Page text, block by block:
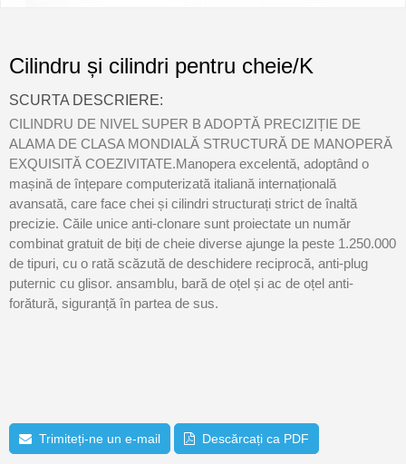
Cilindru și cilindri pentru cheie/K
SCURTA DESCRIERE:
CILINDRU DE NIVEL SUPER B ADOPTĂ PRECIZIȚIE DE
ALAMA DE CLASA MONDIALĂ STRUCTURĂ DE MANOPERĂ
EXQUISITĂ COEZIVITATE.Manopera excelentă, adoptând o
mașină de înțepare computerizată italiană internațională
avansată, care face chei și cilindri structurați strict de înaltă
precizie. Căile unice anti-clonare sunt proiectate un număr
combinat gratuit de biți de cheie diverse ajunge la peste 1.250.000
de tipuri, cu o rată scăzută de deschidere reciprocă, anti-plug
puternic cu glisor. ansamblu, bară de oțel și ac de oțel anti-
forătură, siguranță în partea de sus.
Trimiteți-ne un e-mail Descărcați ca PDF